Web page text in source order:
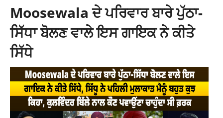
Moosewala ਦੇ ਪਰਿਵਾਰ ਬਾਰੇ ਪੁੱਠਾ-
ਸਿੱਧਾ ਬੋਲਣ ਵਾਲੇ ਇਸ ਗਾਇਕ ਨੇ ਕੀਤੇ
ਸਿੱਧੇ